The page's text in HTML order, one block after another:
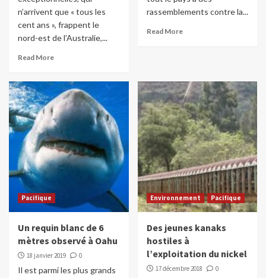
n’arrivent que « tous les
cent ans », frappent le
nord-est de l’Australie,...
Read More
rassemblements contre la...
Read More
Pacifique
Un requin blanc de 6
mètres observé à Oahu
18 janvier 2019 0
Il est parmi les plus grands
Environnement Pacifique
Des jeunes kanaks
hostiles à
l’exploitation du nickel
17 décembre 2018 0